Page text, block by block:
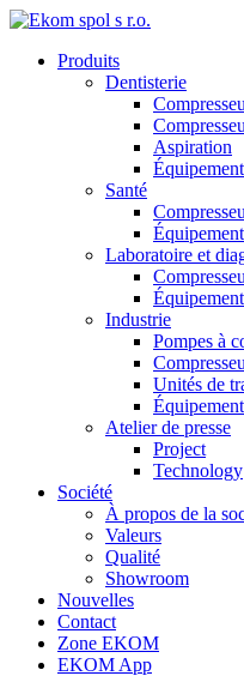
Produits
Dentisterie
Aspiration
Santé
Laboratoire et
Industrie
Pompes à
Unités de
Atelier de presse
Project
Technology
Société
À propos de la
Valeurs
Qualité
Showroom
Nouvelles
Contact
Zone EKOM
EKOM App